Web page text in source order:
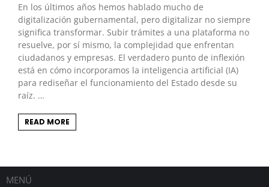
En los últimos años hemos hablado mucho de
digitalización gubernamental, pero digitalizar no siempre
significa transformar. Subir trámites a una plataforma no
resuelve, por sí mismo, la complejidad que enfrentan
ciudadanos y empresas. El verdadero punto de inflexión
está en cómo incorporamos la inteligencia artificial (IA)
para rediseñar el funcionamiento del Estado desde su
raíz. …
READ MORE
MENÚ